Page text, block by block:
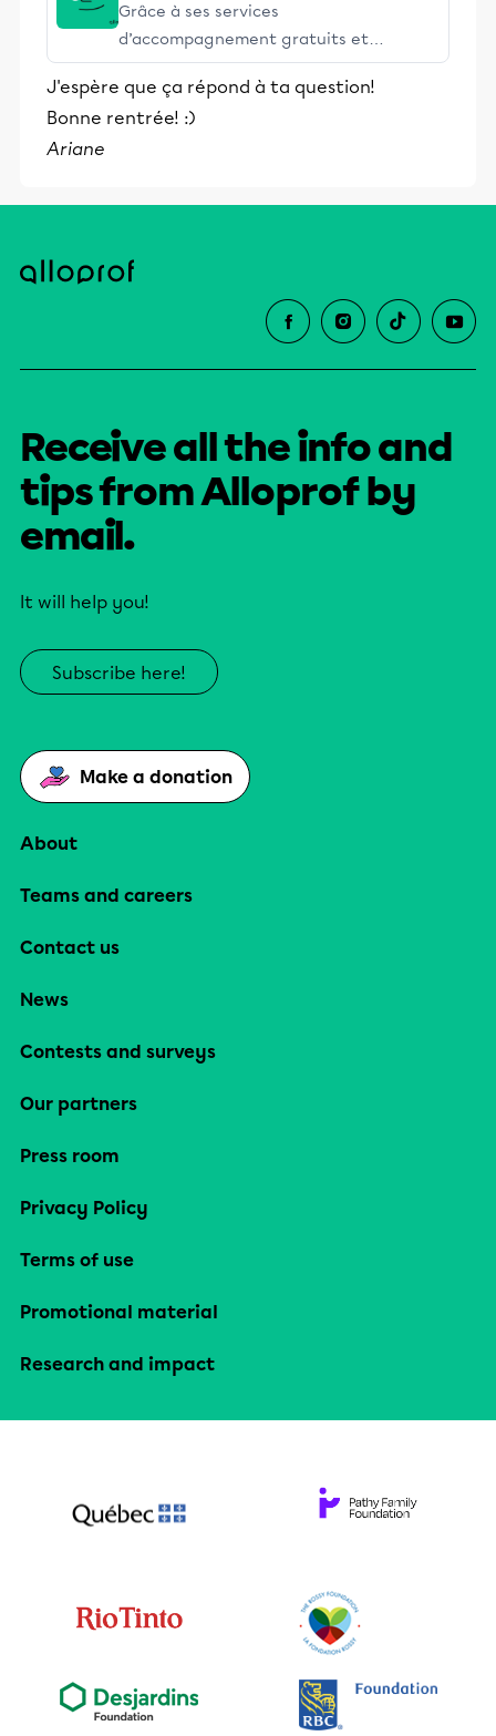
Grâce à ses services
d’accompagnement gratuits et
stimulants, Alloprof engage les élèves
et leurs parents dans la réussite
éducative.
J'espère que ça répond à ta question!
Bonne rentrée! :)
Ariane
Receive all the info and
tips from Alloprof by
email.
It will help you!
Subscribe here!
Make a donation
About
Teams and careers
Contact us
News
Contests and surveys
Our partners
Press room
Privacy Policy
Terms of use
Promotional material
Research and impact